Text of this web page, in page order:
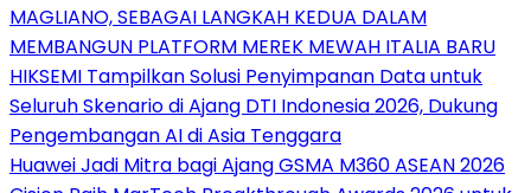
MAGLIANO, SEBAGAI LANGKAH KEDUA DALAM
MEMBANGUN PLATFORM MEREK MEWAH ITALIA BARU
HIKSEMI Tampilkan Solusi Penyimpanan Data untuk
Seluruh Skenario di Ajang DTI Indonesia 2026, Dukung
Pengembangan AI di Asia Tenggara
Huawei Jadi Mitra bagi Ajang GSMA M360 ASEAN 2026